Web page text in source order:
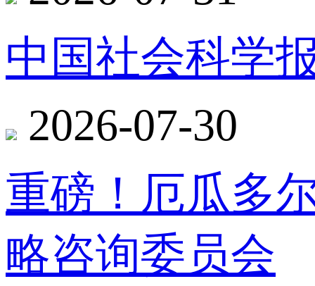
中国社会科学
2026-07-30
重磅！厄瓜多
略咨询委员会